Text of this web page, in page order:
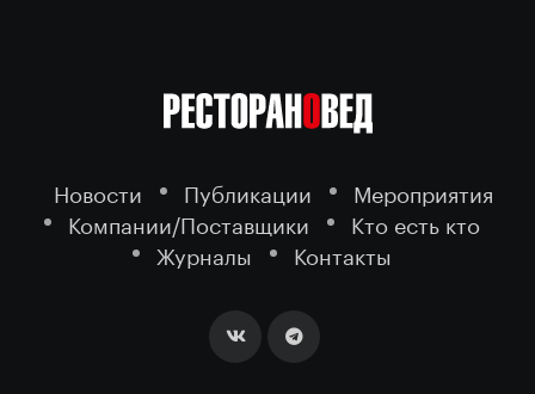
Новости Публикации
Мероприятия
Компании/Поставщики
Кто есть кто
Журналы
Контакты